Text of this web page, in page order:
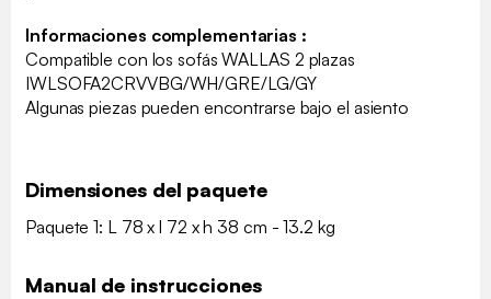
Informaciones complementarias :
Compatible con los sofás WALLAS 2 plazas
IWLSOFA2CRVVBG/WH/GRE/LG/GY
Algunas piezas pueden encontrarse bajo el asiento
Dimensiones del paquete
Paquete 1: L 78 x l 72 x h 38 cm - 13.2 kg
Manual de instrucciones